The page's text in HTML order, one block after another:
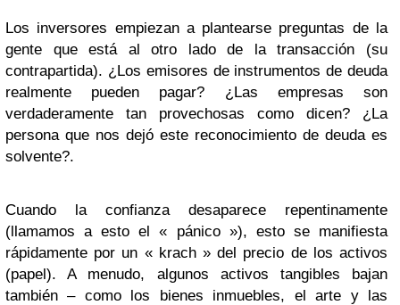
Los inversores empiezan a plantearse preguntas de la
gente que está al otro lado de la transacción (su
contrapartida). ¿Los emisores de instrumentos de deuda
realmente pueden pagar? ¿Las empresas son
verdaderamente tan provechosas como dicen? ¿La
persona que nos dejó este reconocimiento de deuda es
solvente?.
Cuando la confianza desaparece repentinamente
(llamamos a esto el « pánico »), esto se manifiesta
rápidamente por un « krach » del precio de los activos
(papel). A menudo, algunos activos tangibles bajan
también – como los bienes inmuebles, el arte y las